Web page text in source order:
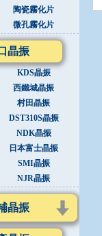
陶瓷霧化片
微孔霧化片
晶振
KDS晶振
西鐵城晶振
村田晶振
DST310S晶振
NDK晶振
日本富士晶振
SMI晶振
NJR晶振
晶振